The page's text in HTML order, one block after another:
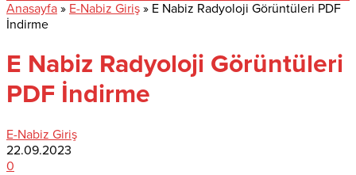
Anasayfa » E-Nabiz Giriş » E Nabiz Radyoloji Görüntüleri PDF
İndirme
E Nabiz Radyoloji Görüntüleri
PDF İndirme
E-Nabiz Giriş
22.09.2023
0